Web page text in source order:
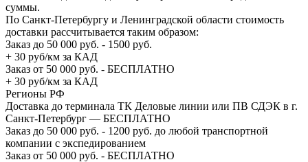
суммы.
По Санкт-Петербургу и Ленинградской области стоимость
доставки рассчитывается таким образом:
Заказ до 50 000 руб. - 1500 руб.
+ 30 руб/км за КАД
Заказ от 50 000 руб. - БЕСПЛАТНО
+ 30 руб/км за КАД
Регионы РФ
Доставка до терминала ТК Деловые линии или ПВ СДЭК в г.
Санкт-Петербург — БЕСПЛАТНО
Заказ до 50 000 руб. - 1200 руб. до любой транспортной
компании с экспедированием
Заказ от 50 000 руб. - БЕСПЛАТНО